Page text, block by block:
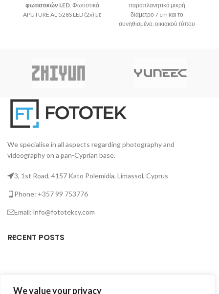
We value your privacy
φωτιστικών LED. Φωτιστικά
APUTURE AL-528S LED (2x) με
χρωματικά πιστό και φυσικό
αποτέλεσμα
παραπλανητικά μικρή
διάμετρο 7 cm και το
συνηθισμένο, οικιακού τύπου
λαμπτήρας Aputure Accent
We specialise in all aspects regarding photography and
videography on a pan-Cyprian base.
3, 1st Road, 4157 Kato Polemidia, Limassol, Cyprus
Phone: +357 99 753776
Email: info@fototekcy.com
RECENT POSTS